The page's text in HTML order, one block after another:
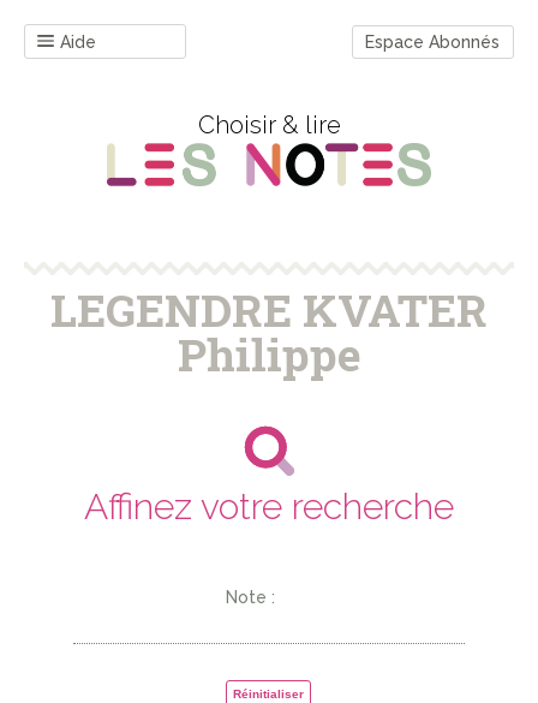
Aide Espace Abonnés
Choisir & lire
LEGENDRE KVATER
Philippe
Affinez votre recherche
Note :
Réinitialiser